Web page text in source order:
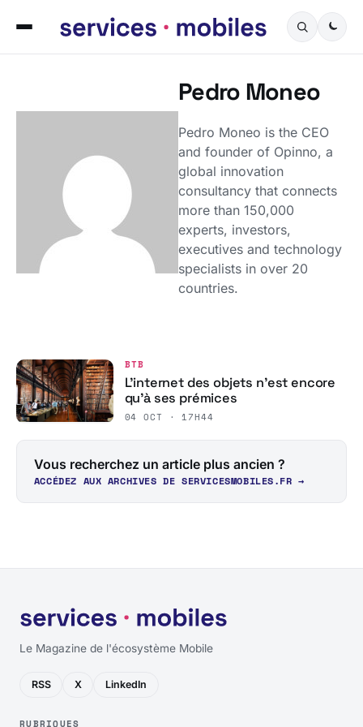
Pedro Moneo
Pedro Moneo is the CEO
and founder of Opinno, a
global innovation
consultancy that connects
more than 150,000
experts, investors,
executives and technology
specialists in over 20
countries.
BTB
L’internet des objets n’est encore
qu’à ses prémices
04 OCT · 17H44
Vous recherchez un article plus ancien ?
ACCÉDEZ AUX ARCHIVES DE SERVICESMOBILES.FR →
Le Magazine de l'écosystème Mobile
RSS X LinkedIn
RUBRIQUES